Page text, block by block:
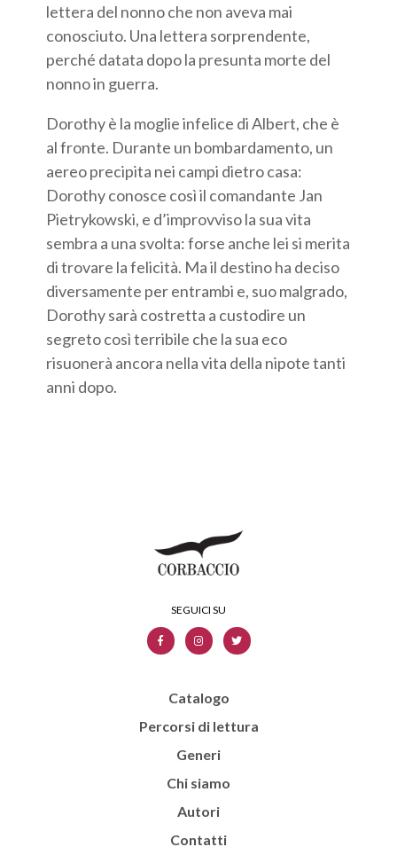
lettera del nonno che non aveva mai
conosciuto. Una lettera sorprendente,
perché datata dopo la presunta morte del
nonno in guerra.
Dorothy è la moglie infelice di Albert, che è
al fronte. Durante un bombardamento, un
aereo precipita nei campi dietro casa:
Dorothy conosce così il comandante Jan
Pietrykowski, e d’improvviso la sua vita
sembra a una svolta: forse anche lei si merita
di trovare la felicità. Ma il destino ha deciso
diversamente per entrambi e, suo malgrado,
Dorothy sarà costretta a custodire un
segreto così terribile che la sua eco
risuonerà ancora nella vita della nipote tanti
anni dopo.
Catalogo
Percorsi di lettura
Generi
Chi siamo
Autori
Contatti